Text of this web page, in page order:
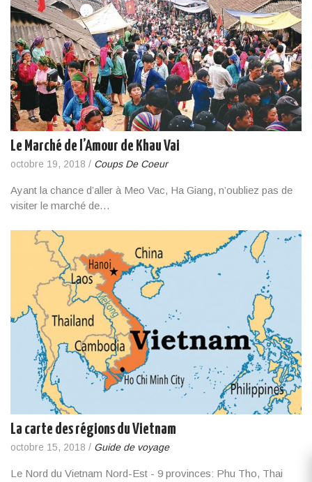
Le Marché de l’Amour de Khau Vai
octobre 19, 2018 / Coups De Coeur
Ayant la chance d’aller à Meo Vac, Ha Giang, n’oubliez pas de
visiter le marché de…
La carte des régions du Vietnam
octobre 15, 2018 / Guide de voyage
Le Nord du Vietnam Nord-Est - 9 provinces: Phu Tho, Thai